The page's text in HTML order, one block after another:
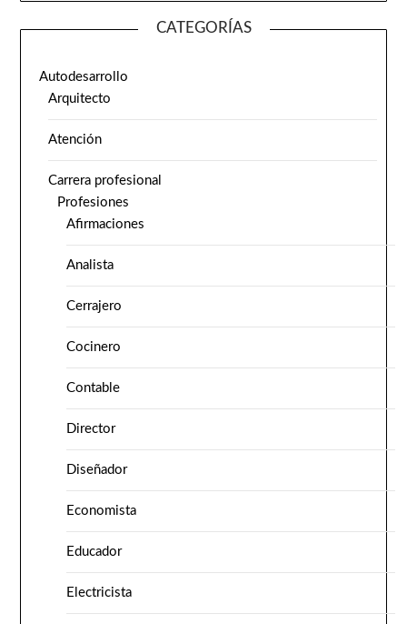
CATEGORÍAS
Autodesarrollo
Arquitecto
Atención
Carrera profesional
Profesiones
Afirmaciones
Analista
Cerrajero
Cocinero
Contable
Director
Diseñador
Economista
Educador
Electricista